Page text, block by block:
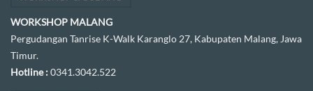
WORKSHOP MALANG
Pergudangan Tanrise K-Walk Karanglo 27, Kabupaten Malang, Jawa
Timur.
Hotline :0341.3042.522